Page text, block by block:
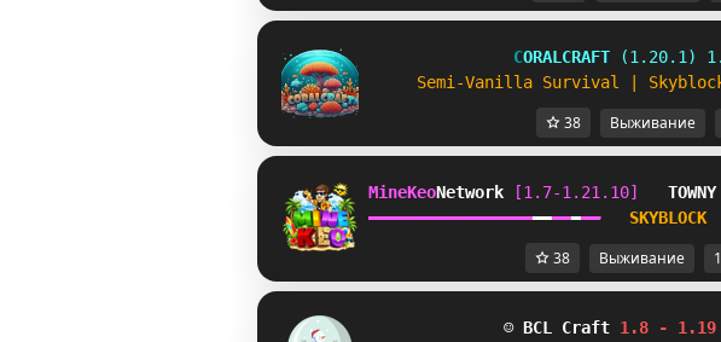
CORAL CRAFT
(1.20.1)
Semi -Vani l l a Survival Skybl oc
38 Выживание
MineKeoNetwork [1.7-1.21.10]
━━━━━━━━━━━━━━━━━━━━━━━━ SKYBLOCK
38 Выживание
☺ BCL Craft 1.8 - 1.19